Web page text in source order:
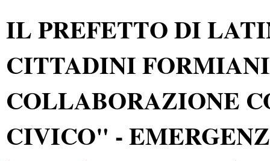
IL PREFETTO DI
CITTADINI
COLLABORAZIONE
CIVICO" -